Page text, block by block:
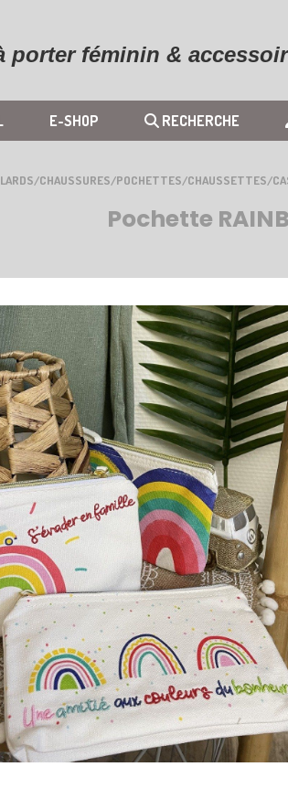
porter féminin &
E-SHOP RECHERCHE
CHAUSSURES/POCHETTES/CHAUSSETTES/
Pochette